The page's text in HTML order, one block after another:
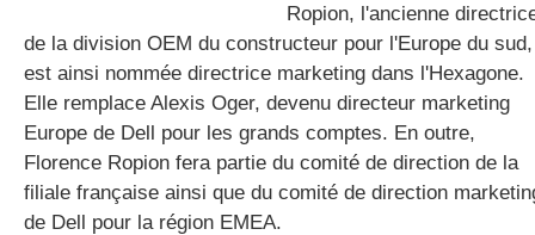
Ropion, l'ancienne
de la division OEM du constructeur pour l'Europe du sud,
est ainsi nommée directrice marketing dans l'Hexagone.
Elle remplace Alexis Oger, devenu directeur marketing
Europe de Dell pour les grands comptes. En outre,
Florence Ropion fera partie du comité de direction de la
filiale française ainsi que du comité de direction
de Dell pour la région EMEA.